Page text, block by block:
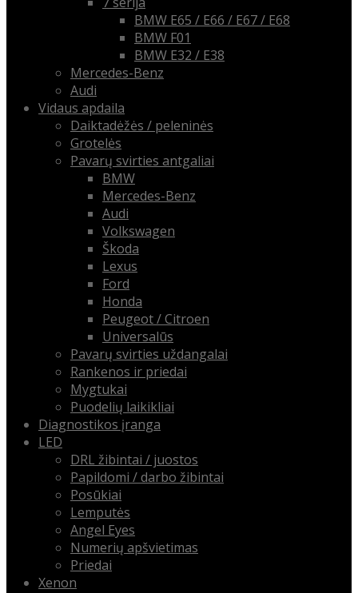
BMW E65 / E66 / E67 / E68
BMW F01
BMW E32 / E38
Mercedes-Benz
Audi
Vidaus apdaila
Daiktadėžės / peleninės
Grotelės
Pavarų svirties antgaliai
BMW
Mercedes-Benz
Audi
Volkswagen
Škoda
Lexus
Ford
Honda
Peugeot / Citroen
Universalūs
Pavarų svirties uždangalai
Rankenos ir priedai
Mygtukai
Puodelių laikikliai
Diagnostikos įranga
LED
DRL žibintai / juostos
Papildomi / darbo žibintai
Posūkiai
Lemputės
Angel Eyes
Numerių apšvietimas
Priedai
Xenon